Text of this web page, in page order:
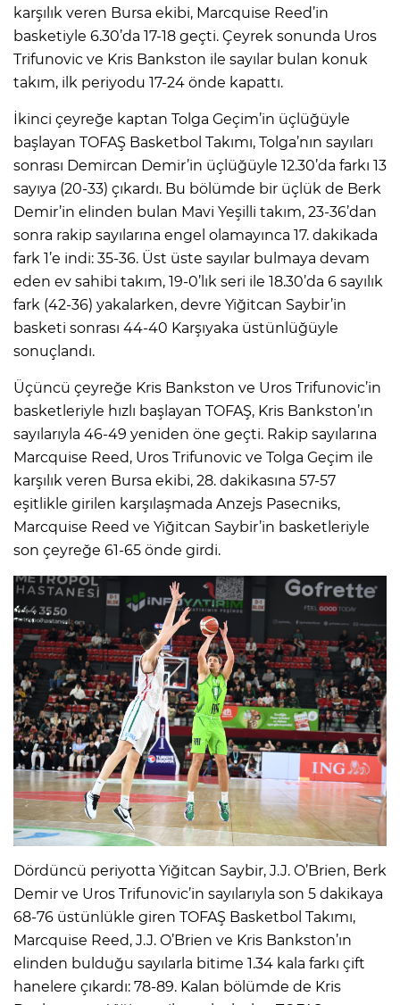
karşılık veren Bursa ekibi, Marcquise Reed’in
basketiyle 6.30’da 17-18 geçti. Çeyrek sonunda Uros
Trifunovic ve Kris Bankston ile sayılar bulan konuk
takım, ilk periyodu 17-24 önde kapattı.
İkinci çeyreğe kaptan Tolga Geçim’in üçlüğüyle
başlayan TOFAŞ Basketbol Takımı, Tolga’nın sayıları
sonrası Demircan Demir’in üçlüğüyle 12.30’da farkı 13
sayıya (20-33) çıkardı. Bu bölümde bir üçlük de Berk
Demir’in elinden bulan Mavi Yeşilli takım, 23-36’dan
sonra rakip sayılarına engel olamayınca 17. dakikada
fark 1’e indi: 35-36. Üst üste sayılar bulmaya devam
eden ev sahibi takım, 19-0’lık seri ile 18.30’da 6 sayılık
fark (42-36) yakalarken, devre Yiğitcan Saybir’in
basketi sonrası 44-40 Karşıyaka üstünlüğüyle
sonuçlandı.
Üçüncü çeyreğe Kris Bankston ve Uros Trifunovic’in
basketleriyle hızlı başlayan TOFAŞ, Kris Bankston’ın
sayılarıyla 46-49 yeniden öne geçti. Rakip sayılarına
Marcquise Reed, Uros Trifunovic ve Tolga Geçim ile
karşılık veren Bursa ekibi, 28. dakikasına 57-57
eşitlikle girilen karşılaşmada Anzejs Pasecniks,
Marcquise Reed ve Yiğitcan Saybir’in basketleriyle
son çeyreğe 61-65 önde girdi.
Dördüncü periyotta Yiğitcan Saybir, J.J. O’Brien, Berk
Demir ve Uros Trifunovic’in sayılarıyla son 5 dakikaya
68-76 üstünlükle giren TOFAŞ Basketbol Takımı,
Marcquise Reed, J.J. O’Brien ve Kris Bankston’ın
elinden bulduğu sayılarla bitime 1.34 kala farkı çift
hanelere çıkardı: 78-89. Kalan bölümde de Kris